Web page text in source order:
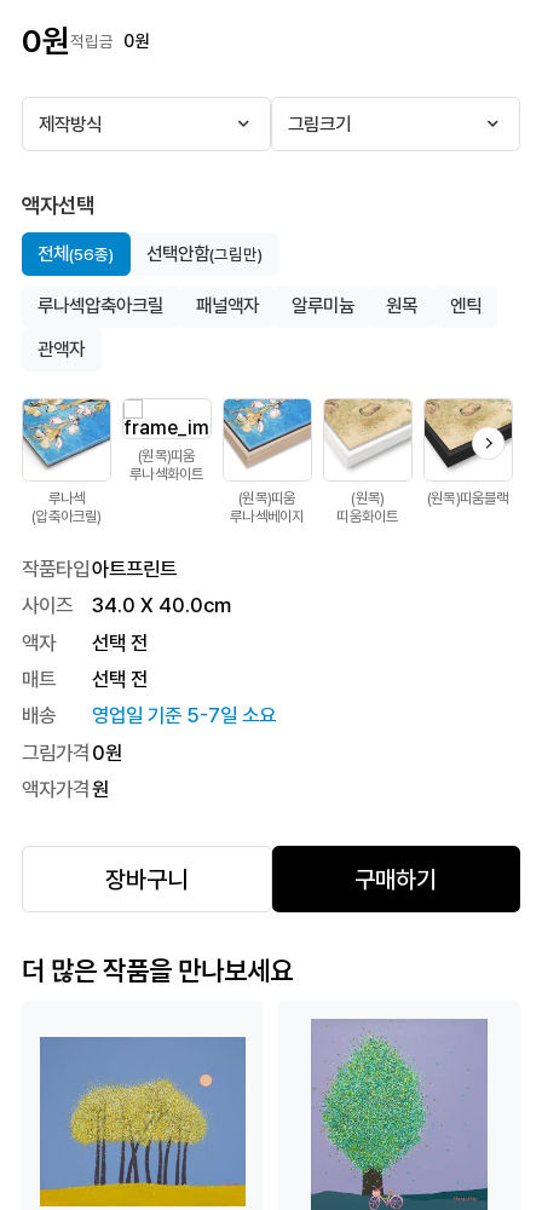
0원적립금 0원
제작방식 그림크기
액자선택
전체(56종) 선택안함(그림만)
루나섹압축아크릴 패널액자 알루미늄 원목
엔틱
관액자
루나섹
(압축아크릴)
(원목)띠움
루나섹화이트
(원목)띠움
루나섹베이지
(원목)
띠움화이트
(원목)띠움블랙
작품타입아트프린트
사이즈
34.0 X 40.0cm
액자
선택 전
매트
선택 전
배송
영업일 기준 5-7일 소요
그림가격 0원
액자가격원
장바구니 구매하기
더 많은 작품을 만나보세요